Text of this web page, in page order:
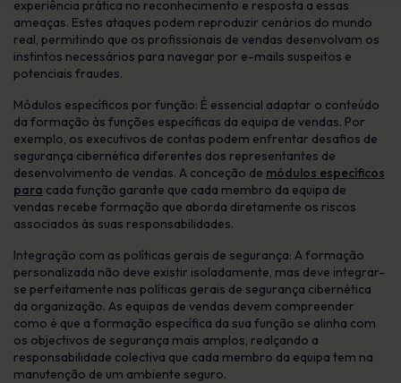
experiência prática no reconhecimento e resposta a essas
ameaças. Estes ataques podem reproduzir cenários do mundo
real, permitindo que os profissionais de vendas desenvolvam os
instintos necessários para navegar por e-mails suspeitos e
potenciais fraudes.
Módulos específicos por função: É essencial adaptar o conteúdo
da formação às funções específicas da equipa de vendas. Por
exemplo, os executivos de contas podem enfrentar desafios de
segurança cibernética diferentes dos representantes de
desenvolvimento de vendas. A conceção de módulos específicos
para cada função garante que cada membro da equipa de
vendas recebe formação que aborda diretamente os riscos
associados às suas responsabilidades.
Integração com as políticas gerais de segurança: A formação
personalizada não deve existir isoladamente, mas deve integrar-
se perfeitamente nas políticas gerais de segurança cibernética
da organização. As equipas de vendas devem compreender
como é que a formação específica da sua função se alinha com
os objectivos de segurança mais amplos, realçando a
responsabilidade colectiva que cada membro da equipa tem na
manutenção de um ambiente seguro.